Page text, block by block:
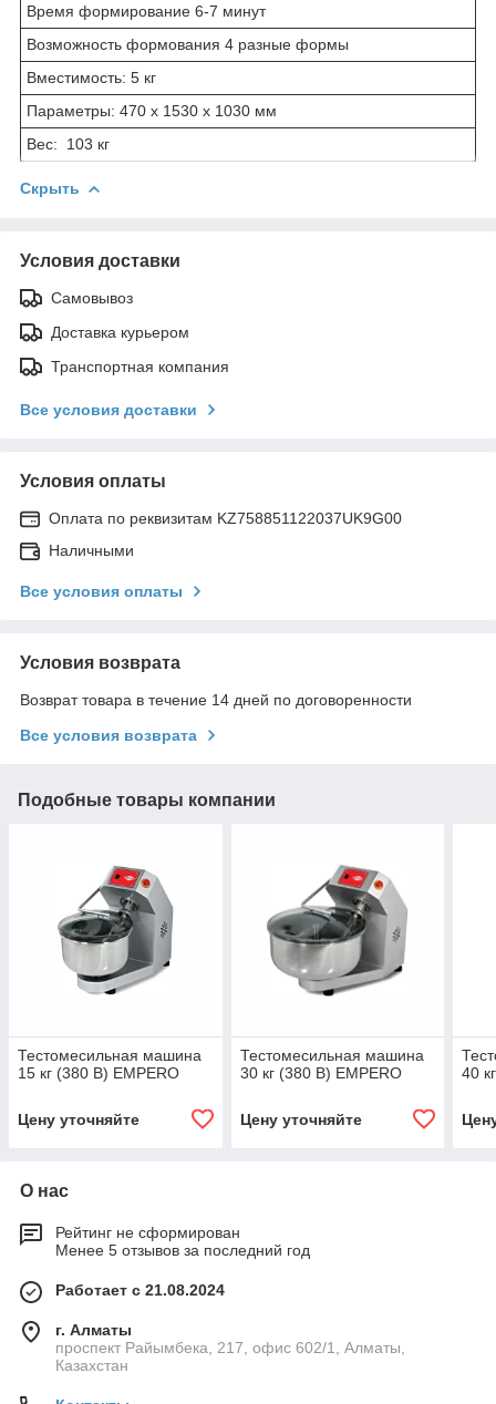
Время формирование 6-7 минут
Возможность формования 4 разные формы
Вместимость: 5 кг
Параметры: 470 x 1530 x 1030 мм
Вес: 103 кг
Скрыть
Условия доставки
Самовывоз
Доставка курьером
Транспортная компания
Все условия доставки
Условия оплаты
Оплата по реквизитам KZ758851122037UK9G00
Наличными
Все условия оплаты
Условия возврата
Возврат товара в течение 14 дней по договоренности
Все условия возврата
Подобные товары компании
Тестомесильная машина
15 кг (380 В) EMPERO
Цену уточняйте
Тестомесильная машина
30 кг (380 В) EMPERO
Цену уточняйте
40
О нас
Рейтинг не сформирован
Менее 5 отзывов за последний год
Работает с 21.08.2024
г. Алматы
проспект Райымбека, 217, офис 602/1, Алматы,
Казахстан